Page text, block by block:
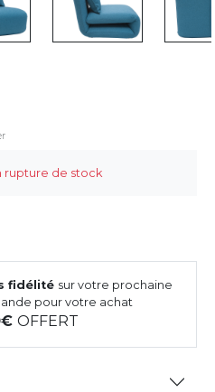
rupture de stock
fidélité sur votre prochaine
pour votre achat
OFFERT